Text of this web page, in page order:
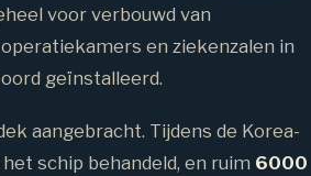
voor verbouwd van
en ziekenzalen in
geïnstalleerd.
aangebracht. Tijdens de Korea-
schip behandeld, en ruim 6000